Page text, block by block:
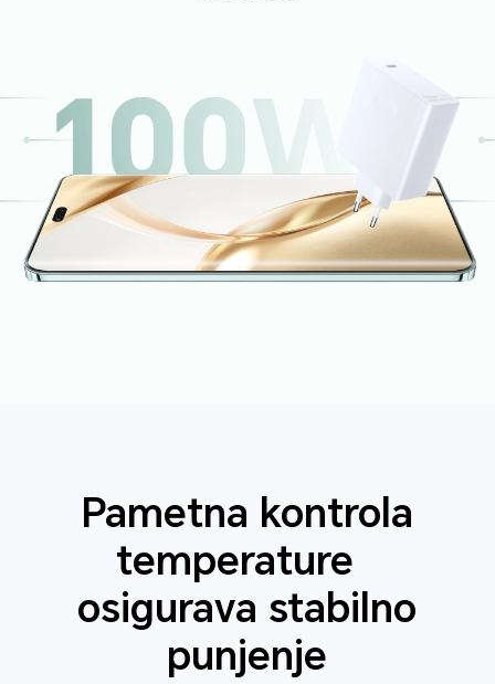
Pametna kontrola
temperature
osigurava stabilno
punjenje